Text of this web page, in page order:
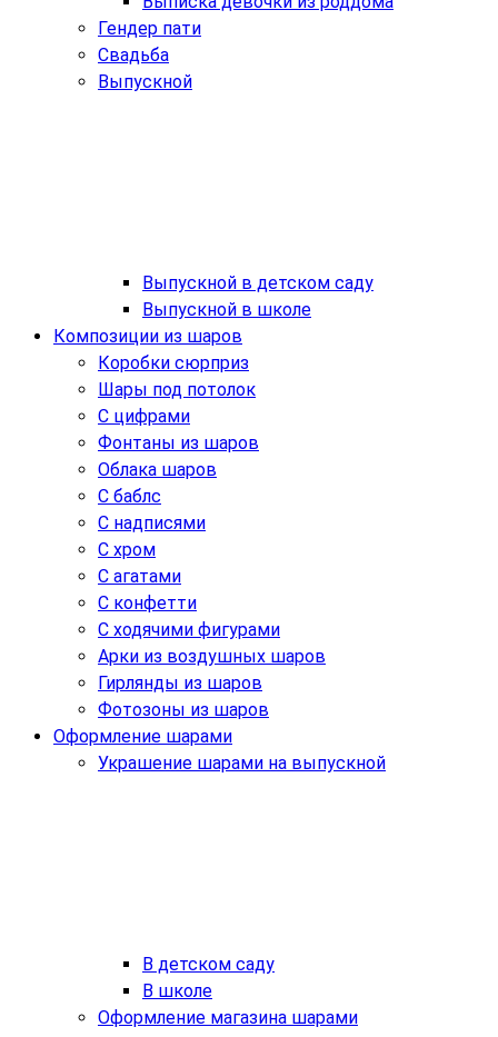
Гендер пати
Свадьба
Выпускной
Выпускной в детском саду
Выпускной в школе
Композиции из шаров
Коробки сюрприз
Шары под потолок
С цифрами
Фонтаны из шаров
Облака шаров
С баблс
С надписями
С хром
С агатами
С конфетти
С ходячими фигурами
Арки из воздушных шаров
Гирлянды из шаров
Фотозоны из шаров
Оформление шарами
Украшение шарами на выпускной
В детском саду
В школе
Оформление магазина шарами